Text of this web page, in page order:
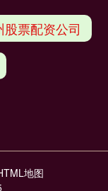
股票配资公司
地图